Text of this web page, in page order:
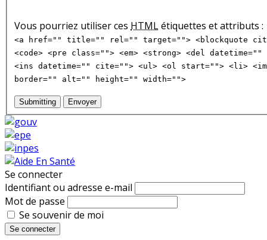
Vous pourriez utiliser ces HTMLétiquettes et attributs :
<a href="" title="" rel="" target=""> <blockquote
<code> <pre class=""> <em> <strong> <del
<ins datetime="" cite=""> <ul> <ol start=""> <li>
border="" alt="" height="" width="">
Submitting Envoyer
Se connecter
Identifiant ou adresse e-mail
Mot de passe
Se souvenir de moi
Se connecter